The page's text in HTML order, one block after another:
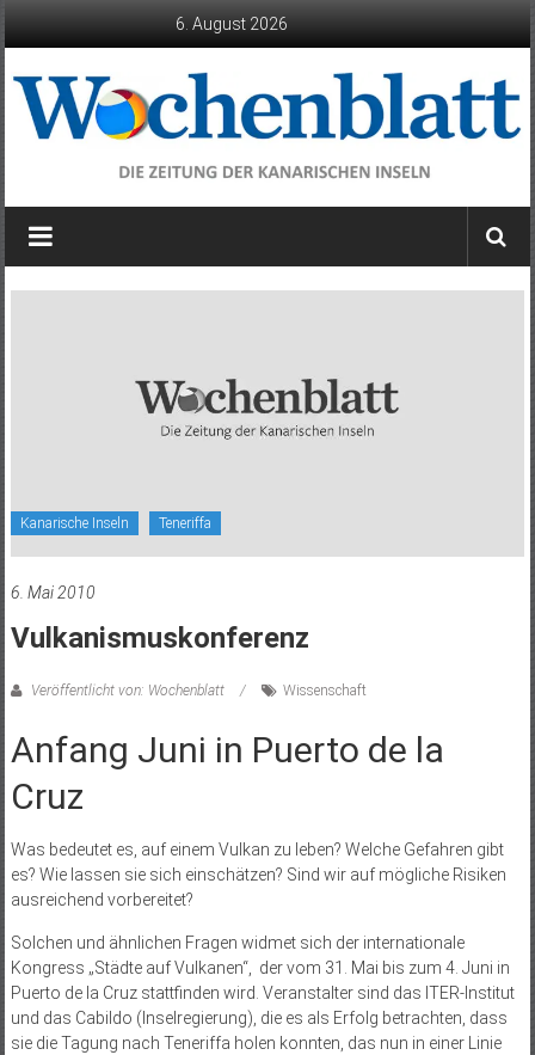
6. August 2026
Wochenblatt
die
Kanarische Inseln Teneriffa
6. Mai 2010
Vulkanismuskonferenz
Veröffentlicht von: Wochenblatt Wissenschaft
Anfang Juni in Puerto de la
Cruz
Was bedeutet es, auf einem Vulkan zu leben? Welche Gefahren gibt
es? Wie lassen sie sich einschätzen? Sind wir auf mögliche Risiken
ausreichend vorbereitet?
Solchen und ähnlichen Fragen widmet sich der internationale
Kongress „Städte auf Vulkanen“, der vom 31. Mai bis zum 4. Juni in
Puerto de la Cruz stattfinden wird. Veranstalter sind das ITER-Institut
und das Cabildo (Inselregierung), die es als Erfolg betrachten, dass
sie die Tagung nach Teneriffa holen konnten, das nun in einer Linie